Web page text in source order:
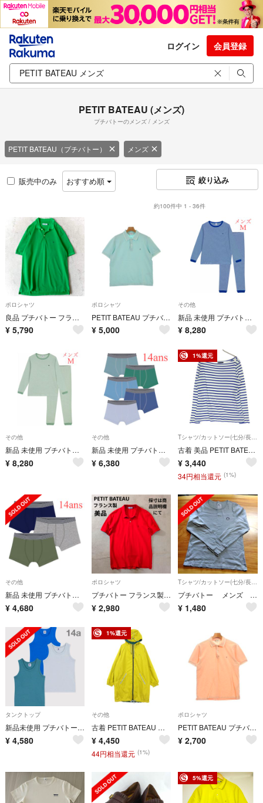
ログイン 会員登録
PETIT BATEAU (メンズ)
プチバトーのメンズ / メンズ
PETIT BATEAU（プチバトー） メンズ
販売中のみ おすすめ順 絞り込み
約100件中 1 - 36件
ポロシャツ
良品 プチバトー フランス製 メンズXL刺繍ワンポイント ポロシャツ 緑グリーン
¥ 5,790
ポロシャツ
PETIT BATEAU プチバトー ポロシャツ L 緑 【古着】【中古】【送料無料】
¥ 5,000
その他
新品 未使用 プチバトー メンズM 長袖 パジャマ ミラレ ブルー 16ans
¥ 8,280
その他
新品 未使用 プチバトー メンズM 長袖 パジャマ ミラレ グリーン 16ans
¥ 8,280
その他
新品 未使用 プチバトー メンズ トランクス 5枚組 ボクサー 無地 14ans
¥ 6,380
1%還元
Tシャツ/カットソー(七分/長袖)
古着 美品 PETIT BATEAU プチバトー ボーダー柄 長袖 Tシャツ S ブルー ロンT メンズ
¥ 3,440
34円相当還元 (1%)
その他
新品 未使用 プチバトー メンズ トランクス 3枚組 ボクサー 無地 14ans
¥ 4,680
ポロシャツ
プチバトー フランス製 胸刺繍ロゴ 鹿の子ポロシャツ カノコ 濃オレンジ 美品
¥ 2,980
Tシャツ/カットソー(七分/長袖)
プチバトー メンズ ミラレ 長袖カットソー18 ans
¥ 1,480
タンクトップ
新品未使用 プチバトー タンクトップ 3枚組 14ans
¥ 4,580
1%還元
その他
古着 PETIT BATEAU プチバトー 長袖 リバーシブル フーディジャケット 1 イエロー メンズ
¥ 4,450
44円相当還元 (1%)
ポロシャツ
PETIT BATEAU プチバトー ポロシャツ L ピンク 【古着】【中古】【送料無料】
¥ 2,700
5%還元